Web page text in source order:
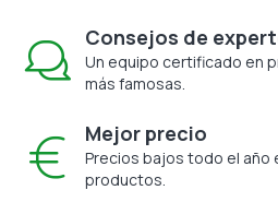
Consejos de
Un equipo certificado en
más famosas.
Mejor precio
Precios bajos todo el año
productos.